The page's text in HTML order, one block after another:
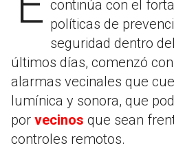
continúa con el
políticas de
seguridad dentro
últimos días, comenzó
alarmas vecinales que
lumínica y sonora, que
por vecinos que sean
controles remotos.